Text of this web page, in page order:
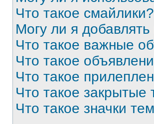
Что такое смайлики?
Могу ли я
Что такое важные
Что такое
Что такое
Что такое закрытые
Что такое значки